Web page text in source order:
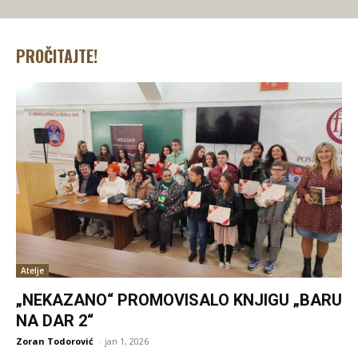
PROČITAJTE!
Atelje
„NEKAZANO“ PROMOVISALO KNJIGU „BARU
NA DAR 2“
Zoran Todorović - jan 1, 2026